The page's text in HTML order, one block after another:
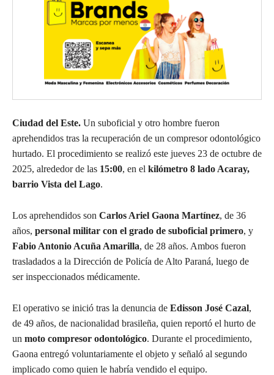
Ciudad del Este. Un suboficial y otro hombre fueron
aprehendidos tras la recuperación de un compresor odontológico
hurtado. El procedimiento se realizó este jueves 23 de octubre de
2025, alrededor de las 15:00, en el kilómetro 8 lado Acaray,
barrio Vista del Lago.
Los aprehendidos son Carlos Ariel Gaona Martínez, de 36
años, personal militar con el grado de suboficial primero, y
Fabio Antonio Acuña Amarilla, de 28 años. Ambos fueron
trasladados a la Dirección de Policía de Alto Paraná, luego de
ser inspeccionados médicamente.
El operativo se inició tras la denuncia de Edisson José Cazal,
de 49 años, de nacionalidad brasileña, quien reportó el hurto de
un moto compresor odontológico. Durante el procedimiento,
Gaona entregó voluntariamente el objeto y señaló al segundo
implicado como quien le habría vendido el equipo.